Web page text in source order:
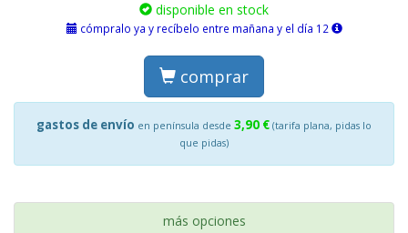
disponible en stock
cómpralo ya y recíbelo entre mañana y el día 12
comprar
gastos de envío en península desde 3,90 € (tarifa plana, pidas lo
que pidas)
más opciones